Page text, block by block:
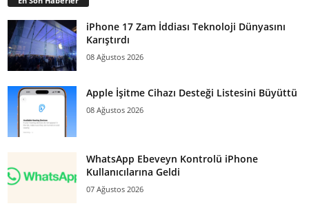
iPhone 17 Zam İddiası Teknoloji Dünyasını
Karıştırdı
08 Ağustos 2026
Apple İşitme Cihazı Desteği Listesini Büyüttü
08 Ağustos 2026
WhatsApp Ebeveyn Kontrolü iPhone
Kullanıcılarına Geldi
07 Ağustos 2026